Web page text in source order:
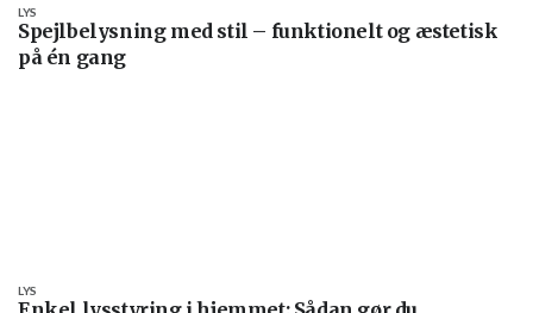
Spejlbelysning med stil – funktionelt og æstetisk
på én gang
LYS
LYS